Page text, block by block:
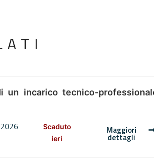
un incarico tecnico-
Scaduto
ieri
Maggiori
dettagli